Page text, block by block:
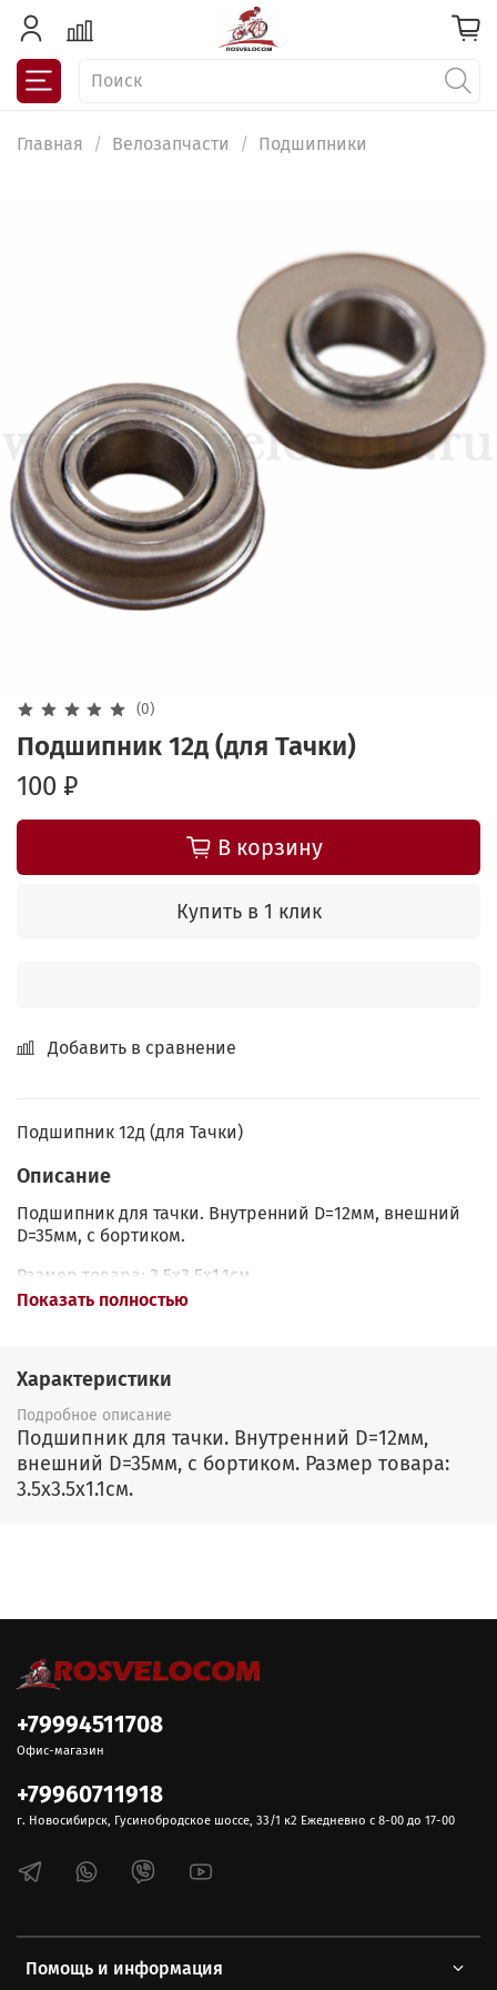
Главная Велозапчасти Подшипники
(0)
Подшипник 12д (для Тачки)
100 ₽
В корзину
Купить в 1 клик
Добавить в сравнение
Подшипник 12д (для Тачки)
Описание
Подшипник для тачки. Внутренний D=12мм, внешний
D=35мм, с бортиком.
Размер товара: 3.5x3.5x1.1см.
Показать полностью
Характеристики
Подробное описание
Подшипник для тачки. Внутренний D=12мм,
внешний D=35мм, с бортиком. Размер товара:
3.5x3.5x1.1см.
Помощь и информация
+79994511708
Офис-магазин
+79960711918
г. Новосибирск, Гусинобродское шоссе, 33/1 к2 Ежедневно с 8-00 до 17-00